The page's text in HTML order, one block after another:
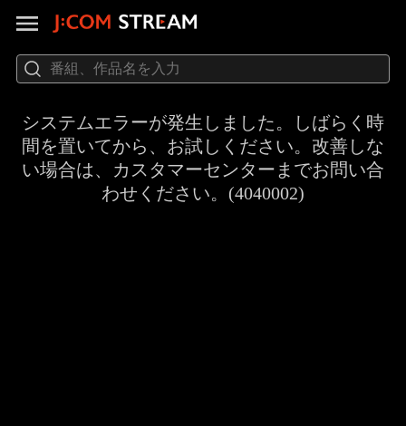
システムエラーが発生しました。しばらく時
間を置いてから、お試しください。改善しな
い場合は、カスタマーセンターまでお問い合
わせください。(4040002)